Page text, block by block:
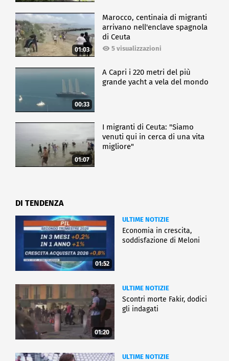
01:03
Marocco, centinaia di migranti
arrivano nell'enclave spagnola
di Ceuta
5 visualizzazioni
00:33
A Capri i 220 metri del più
grande yacht a vela del mondo
01:07
I migranti di Ceuta: "Siamo
venuti qui in cerca di una vita
migliore"
DI TENDENZA
01:52
ULTIME NOTIZIE
Economia in crescita,
soddisfazione di Meloni
01:20
ULTIME NOTIZIE
Scontri morte Fakir, dodici
gli indagati
ULTIME NOTIZIE